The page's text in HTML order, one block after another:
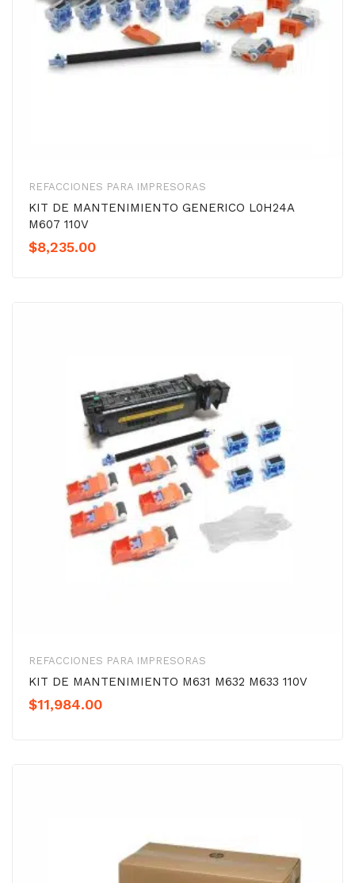
REFACCIONES PARA IMPRESORAS
KIT DE MANTENIMIENTO GENERICO L0H24A
M607 110V
$8,235.00
REFACCIONES PARA IMPRESORAS
KIT DE MANTENIMIENTO M631 M632 M633 110V
$11,984.00